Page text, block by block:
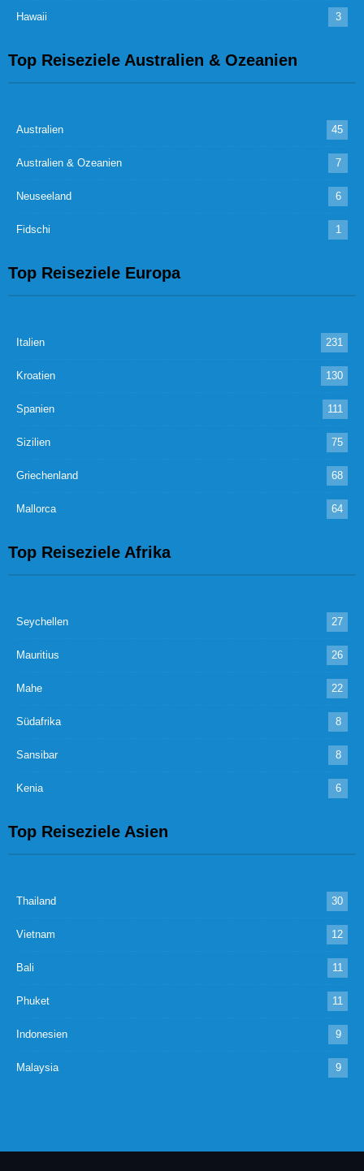
Hawaii 3
Top Reiseziele Australien & Ozeanien
Australien 45
Australien & Ozeanien 7
Neuseeland 6
Fidschi 1
Top Reiseziele Europa
Italien 231
Kroatien 130
Spanien 111
Sizilien 75
Griechenland 68
Mallorca 64
Top Reiseziele Afrika
Seychellen 27
Mauritius 26
Mahe 22
Südafrika 8
Sansibar 8
Kenia 6
Top Reiseziele Asien
Thailand 30
Vietnam 12
Bali 11
Phuket 11
Indonesien 9
Malaysia 9